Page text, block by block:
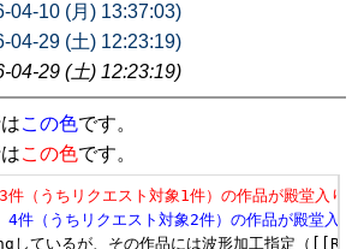
04-10 (月) 13:37:03)
04-29 (土) 12:23:19)
04-29 (土) 12:23:19)
この色です。
この色です。
（うちリクエスト対象1件）の作品が殿堂入り
件（うちリクエスト対象2件）の作品が殿堂入
しているが、その作品には波形加工指定（